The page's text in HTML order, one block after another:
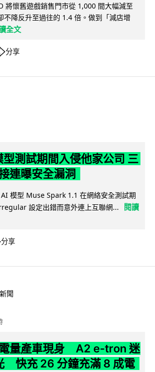
將懷舊遊戲銷售門市從 1,000 間大幅減至
不降反升至過往的 1.4 倍。做到「減店增
全文
分享
測試期間入侵他家公司 三
連曝安全漏洞
模型 Muse Spark 1.1 在網絡安全測試期
設定出錯而意外連上互聯網...
閱讀
分享
聞
量產車現身 A2 e-tron 迷
快充 26 分鐘充滿 8 成電